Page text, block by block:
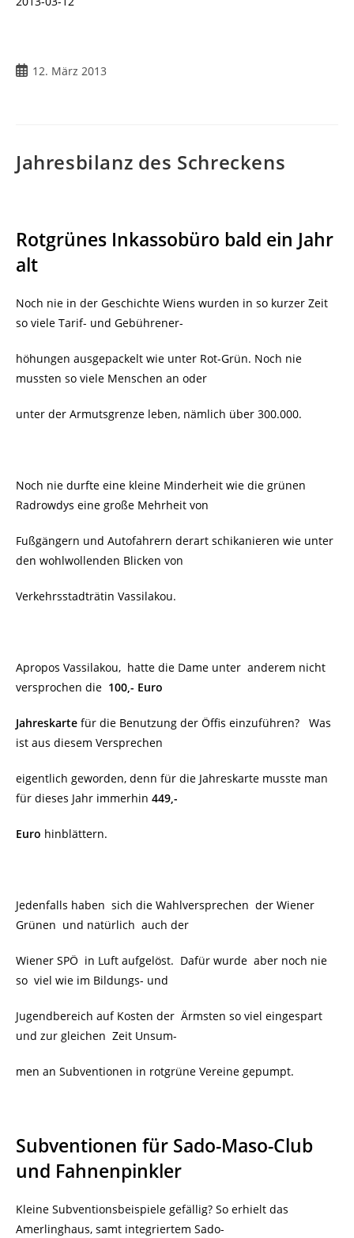
Beitrag12. März 2013
Jahresbilanz des Schreckens
Rotgrünes Inkassobüro bald ein Jahr
alt
Noch nie in der Geschichte Wiens wurden in so kurzer Zeit
so viele Tarif- und Gebührener-
höhungen ausgepackelt wie unter Rot-Grün. Noch nie
mussten so viele Menschen an oder
unter der Armutsgrenze leben, nämlich über 300.000.
Noch nie durfte eine kleine Minderheit wie die grünen
Radrowdys eine große Mehrheit von
Fußgängern und Autofahrern derart schikanieren wie unter
den wohlwollenden Blicken von
Verkehrsstadträtin Vassilakou.
Apropos Vassilakou, hatte die Dame unter anderem nicht
versprochen die 100,- Euro
Jahreskarte für die Benutzung der Öffis einzuführen? Was
ist aus diesem Versprechen
eigentlich geworden, denn für die Jahreskarte musste man
für dieses Jahr immerhin 449,-
Euro hinblättern.
Jedenfalls haben sich die Wahlversprechen der Wiener
Grünen und natürlich auch der
Wiener SPÖ in Luft aufgelöst. Dafür wurde aber noch nie
so viel wie im Bildungs- und
Jugendbereich auf Kosten der Ärmsten so viel eingespart
und zur gleichen Zeit Unsum-
men an Subventionen in rotgrüne Vereine gepumpt.
Subventionen für Sado-Maso-Club
und Fahnenpinkler
Kleine Subventionsbeispiele gefällig? So erhielt das
Amerlinghaus, samt integriertem Sado-